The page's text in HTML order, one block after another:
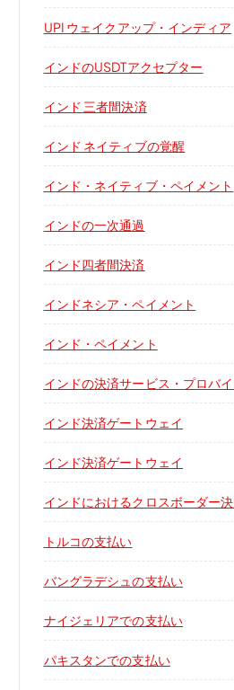
UPI ウェイクアップ・インディア
インドのUSDTアクセプター
インド 三者間決済
インド ネイティブの覚醒
インド・ネイティブ・ペイメント
インドの一次通過
インド四者間決済
インドネシア・ペイメント
インド・ペイメント
インドの決済サービス・プロバ
インド決済ゲートウェイ
インド決済ゲートウェイ
インドにおけるクロスボーダー
トルコの支払い
バングラデシュの支払い
ナイジェリアでの支払い
パキスタンでの支払い